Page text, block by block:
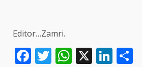
Editor…Zamri.
Facebook
Twitter
WhatsApp
X